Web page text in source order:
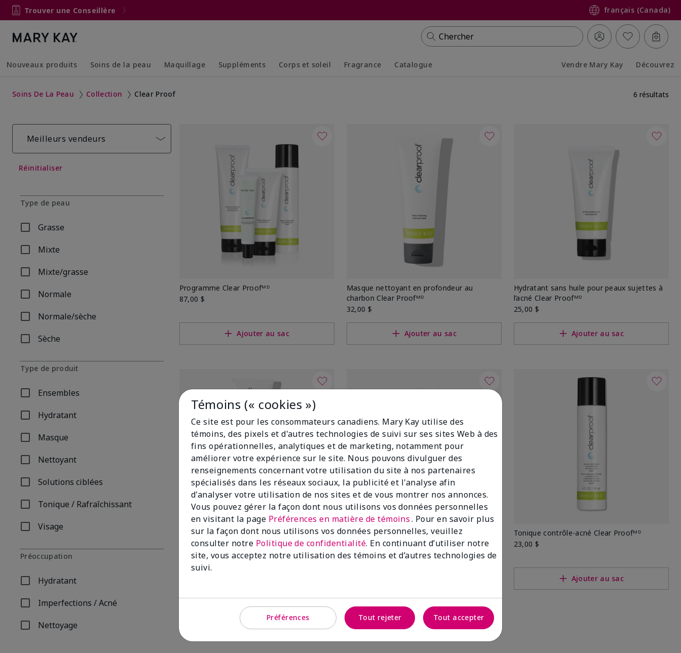
Trouver une Conseillère français (Canada)
Chercher
Nouveaux produits Soins de la peau Maquillage Suppléments Corps et soleil Fragrance Catalogue Vendre Mary Kay Découvrez
Soins De La Peau Collection Clear Proof 6 résultats
Meilleurs vendeurs
Réinitialiser
Type de peau
Grasse
Affiner par Type de peau: Grasse
Mixte
Affiner par Type de peau: Mixte
Mixte/grasse
Affiner par Type de peau: Mixte/grasse
Normale
Affiner par Type de peau: Normale
Normale/sèche
Affiner par Type de peau: Normale/sèche
Sèche
Affiner par Type de peau: Sèche
Type de produit
Ensembles
Affiner par Type de produit: Ensembles
Hydratant
Affiner par Type de produit: Hydratant
Masque
Affiner par Type de produit: Masque
Nettoyant
Affiner par Type de produit: Nettoyant
Solutions ciblées
Affiner par Type de produit: Solutions ciblées
Tonique / Rafraîchissant
Affiner par Type de produit: Tonique / Rafraîchissant
Visage
Affiner par Type de produit: Visage
Préoccupation
Hydratant
Affiner par Préoccupation: Hydratant
Imperfections / Acné
Affiner par Préoccupation: Imperfections / Acné
Nettoyage
Affiner par Préoccupation: Nettoyage
Programme Clear Proofᴹᴰ
87,00 $
Ajouter au sac
Masque nettoyant en profondeur au
charbon Clear Proofᴹᴰ
32,00 $
Ajouter au sac
Hydratant sans huile pour peaux sujettes à
l’acné Clear Proofᴹᴰ
25,00 $
Ajouter au sac
Gel nettoyant clarifiant Clear Proofᴹᴰ
23,00 $
Solution anti-imperfection pour peaux
sujettes à l’acné Clear Proofᴹᴰ
16,00 $
Tonique contrôle-acné Clear Proofᴹᴰ
23,00 $
Ajouter au sac
Témoins (« cookies »)
Ce site est pour les consommateurs canadiens. Mary Kay utilise des
témoins, des pixels et d'autres technologies de suivi sur ses sites Web à des
fins opérationnelles, analytiques et de marketing, notamment pour
améliorer votre expérience sur le site. Nous pouvons divulguer des
renseignements concernant votre utilisation du site à nos partenaires
spécialisés dans les réseaux sociaux, la publicité et l'analyse afin
d'analyser votre utilisation de nos sites et de vous montrer nos annonces.
Vous pouvez gérer la façon dont nous utilisons vos données personnelles
en visitant la page Préférences en matière de témoins. Pour en savoir plus
sur la façon dont nous utilisons vos données personnelles, veuillez
consulter notre Politique de confidentialité. En continuant d’utiliser notre
site, vous acceptez notre utilisation des témoins et d’autres technologies de
suivi.
Préférences Tout rejeter Tout accepter